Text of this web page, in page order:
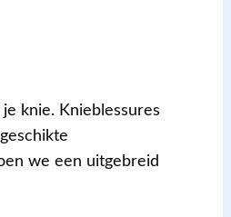
knie. Knieblessures
we een uitgebreid
komt dat ik kreeg. Ik
steeds.